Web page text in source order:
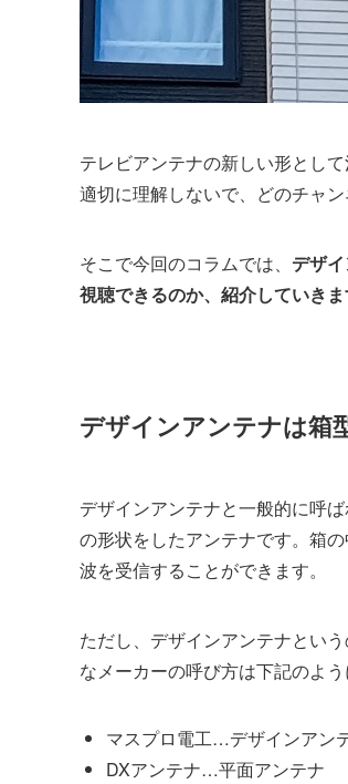
テレビアンテナの新しい形とし
適切に理解しないで、どのチャ
そこで今回のコラムでは、 デザ
視聴できるのか、紹介していきま
デザインアンテナは箱
デザインアンテナと一般的に呼
の形状をしたアンテナです。箱
波を受信することができます。
ただし、デザインアンテナとい
なメーカーの呼び方は下記のよう
マスプロ電工…デザインアン
DXアンテナ…平面アンテナ